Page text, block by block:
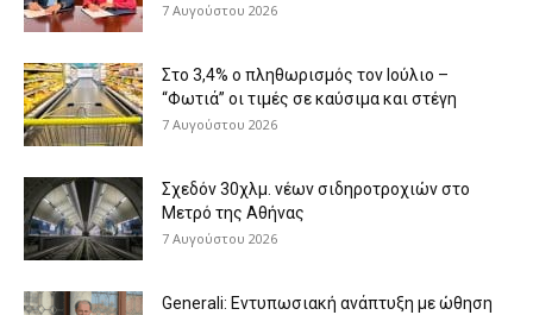
7 Αυγούστου 2026
Στο 3,4% ο πληθωρισμός τον Ιούλιο –
“Φωτιά” οι τιμές σε καύσιμα και στέγη
7 Αυγούστου 2026
Σχεδόν 30χλμ. νέων σιδηροτροχιών στο
Μετρό της Αθήνας
7 Αυγούστου 2026
Generali: Eντυπωσιακή ανάπτυξη με ώθηση